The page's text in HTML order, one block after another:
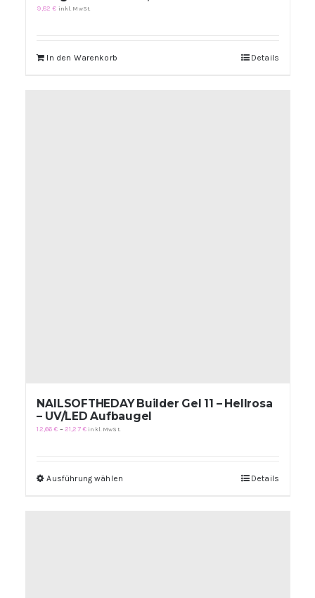
9,82€ inkl. MwSt.
In den Warenkorb Details
NAILSOFTHEDAY Builder Gel 11 – Hellrosa
– UV/LED Aufbaugel
12,66€ –21,27€Preisspanne:
inkl. MwSt.
Ausführung wählen Details